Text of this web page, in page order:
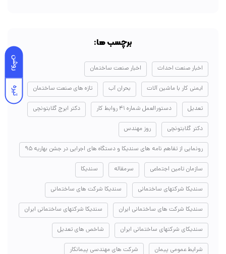
روشن
تیره
برچسب ها:
اخبار صنعت احداث اخبار صنعت ساختمان
ایمنی کار با ماشین آلات بحران آب تازه های صنعت ساختمان
تعدیل دستورالعمل شماره ۴۱ روابط کار دکتر ایرج گلابتونچی
دکتر گلابتونچی روز مهندس
رونمایی از تفاهم نامه های سندیکا و دستگاه های اجرایی در جشن بهاریه ۹۵
سازمان تامین اجتماعی سرمقاله سندیکا
سندیکا شرکتهای ساختمانی سندیکا شرکت های ساختمانی
سندیکا شرکت های ساختمانی ایران سندیکا شرکتهای ساختمانی ایران
سندیکای شرکتهای ساختمانی ایران شاخص های تعدیل
شرایط عمومی پیمان شرکت های مهندسی پیمانکار